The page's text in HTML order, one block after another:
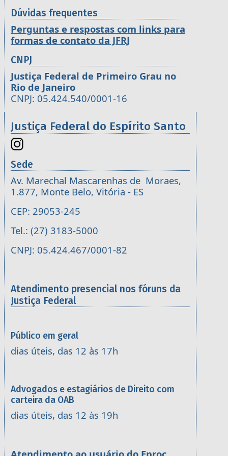
Dúvidas frequentes
Perguntas e respostas com links para
formas de contato da JFRJ
CNPJ
Justiça Federal de Primeiro Grau no
Rio de Janeiro
CNPJ: 05.424.540/0001-16
Justiça Federal do Espírito Santo
Sede
Av. Marechal Mascarenhas de Moraes,
1.877, Monte Belo, Vitória - ES
CEP: 29053-245
Tel.: (27) 3183-5000
CNPJ: 05.424.467/0001-82
Atendimento presencial nos fóruns da
Justiça Federal
Público em geral
dias úteis, das 12 às 17h
Advogados e estagiários de Direito com
carteira da OAB
dias úteis, das 12 às 19h